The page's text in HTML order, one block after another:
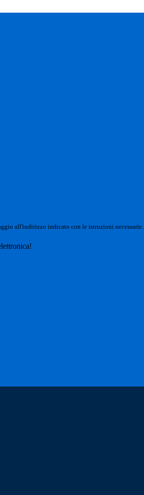
all'indirizzo indicato con le istruzioni necessarie.